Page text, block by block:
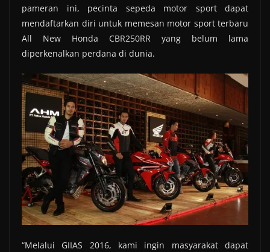
pameran ini, pecinta sepeda motor sport dapat
mendaftarkan diri untuk memesan motor sport terbaru
All New Honda CBR250RR yang belum lama
diperkenalkan perdana di dunia.
“Melalui GIIAS 2016, kami ingin masyarakat dapat